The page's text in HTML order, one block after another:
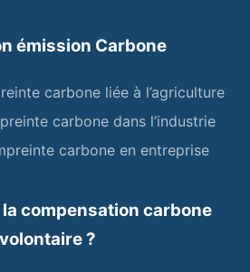
émission Carbone
carbone liée à l’agriculture
carbone dans l’industrie
carbone en entreprise
la compensation carbone
volontaire ?